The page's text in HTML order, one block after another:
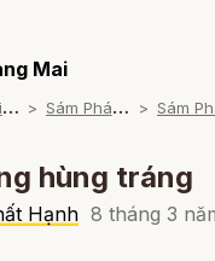
English /
Français /
Español /
Deutsch /
Mai
T
hiền Lạy S
ám Pháp Địa Xúc
hùng tráng
Hạnh 8 tháng 3